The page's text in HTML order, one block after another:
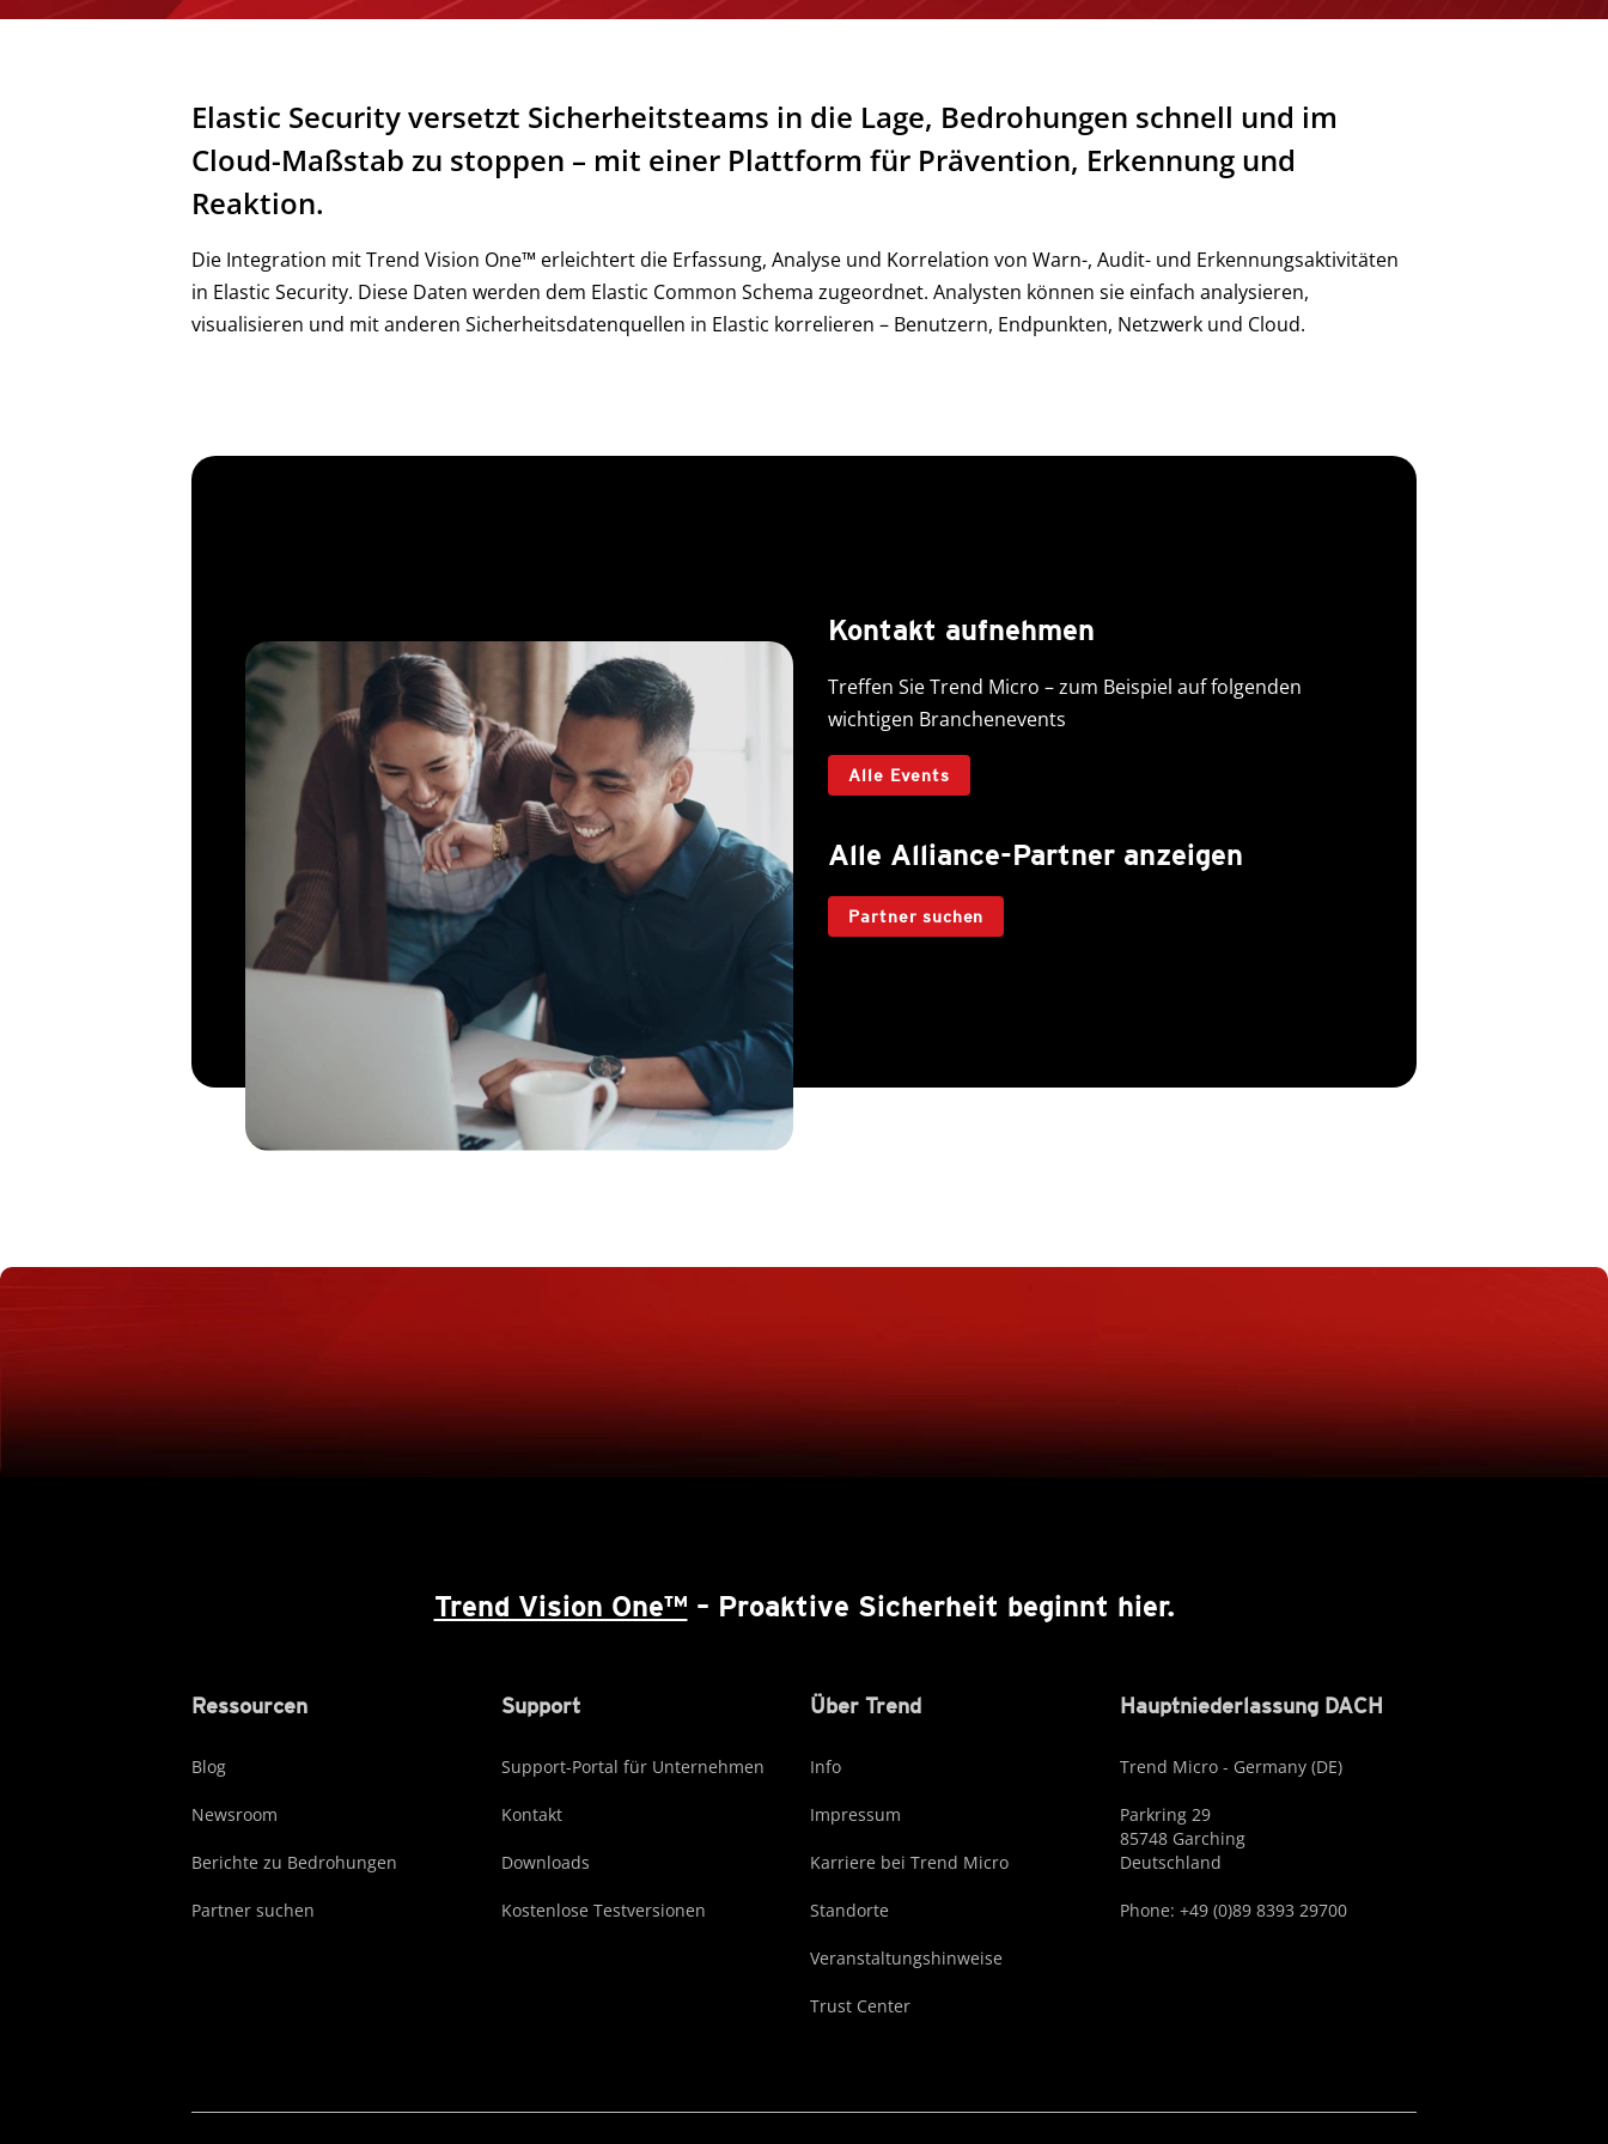
Elastic Security versetzt Sicherheitsteams in die Lage, Bedrohungen schnell und im
Cloud-Maßstab zu stoppen – mit einer Plattform für Prävention, Erkennung und
Reaktion.
Die Integration mit Trend Vision One™ erleichtert die Erfassung, Analyse und Korrelation von Warn-, Audit- und Erkennungsaktivitäten
in Elastic Security. Diese Daten werden dem Elastic Common Schema zugeordnet. Analysten können sie einfach analysieren,
visualisieren und mit anderen Sicherheitsdatenquellen in Elastic korrelieren – Benutzern, Endpunkten, Netzwerk und Cloud.
Kontakt aufnehmen
Treffen Sie Trend Micro – zum Beispiel auf folgenden
wichtigen Branchenevents
Alle Events
Alle Alliance-Partner anzeigen
Partner suchen
Trend Vision One™ – Proaktive Sicherheit beginnt hier.
Ressourcen
Blog
Newsroom
Berichte zu Bedrohungen
Partner suchen
Support
Support-Portal für Unternehmen
Kontakt
Downloads
Kostenlose Testversionen
Über Trend
Info
Impressum
Karriere bei Trend Micro
Standorte
Veranstaltungshinweise
Trust Center
Hauptniederlassung DACH
Trend Micro - Germany (DE)
Parkring 29
85748 Garching
Deutschland
Phone: +49 (0)89 8393 29700